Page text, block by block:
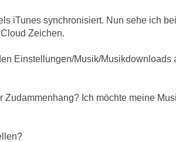
iTunes synchronisiert. Nun sehe ich
Zeichen.
Einstellungen/Musik/Musikdownloads
Zudammenhang? Ich möchte meine